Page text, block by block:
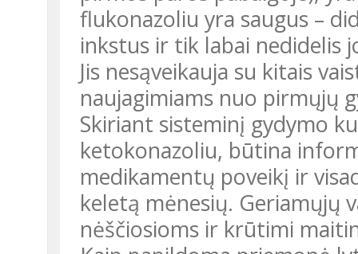
flukonazoliu yra saugus –
inkstus ir tik labai nedidelis
Jis nesąveikauja su kitais
naujagimiams nuo pirmųjų
Skiriant sisteminį gydymo
ketokonazoliu, būtina
medikamentų poveikį ir
keletą mėnesių. Geriamųjų
nėščiosioms ir krūtimi